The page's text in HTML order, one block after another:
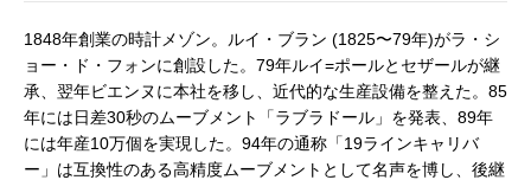
1848年創業の時計メゾン。ルイ・ブラン (1825〜79年)がラ・シ
ョー・ド・フォンに創設した。79年ルイ=ポールとセザールが継
承、翌年ビエンヌに本社を移し、近代的な生産設備を整えた。85
年には日差30秒のムーブメント「ラブラドール」を発表、89年
には年産10万個を実現した。94年の通称「19ラインキャリバ
ー」は互換性のある高精度ムーブメントとして名声を博し、後継